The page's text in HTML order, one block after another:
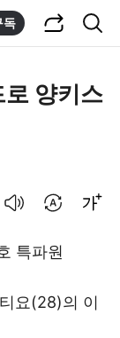
독
양키스
특파원
요(28)의 이